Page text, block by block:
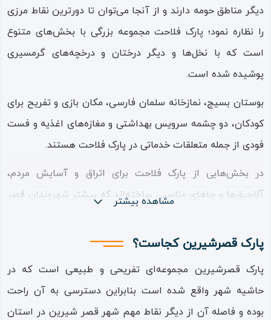
دیگر مناطق حومه دارند و از آنجا می‌توان تا دورترین نقاط مرزی
را نظاره نمود؛ پارک فلاحت مجموعه بزرگی با بخش‌های متنوع
است که با نخل‌ها و دیگر درختان و درخچه‌های گرمسیری
پوشیده شده است.
بوستان بسیج، نمازخانه سلمان فارسی، مکان بازی و تفریح برای
کودکان، دو چشمه سرویس بهداشتی و مغازه‌های اغذیه و فست
فودی از جمله متعلقات خدماتی در پارک فلاحت هستند.
در بخش‌هایی از پارک فلاحت برای اتراق و آسایش مردم،
آلاچیق‌ها و جاهای مناسبی ساخته‌اند که بیشتر شهروندان قصر
کرده، به صرف شام و برای تفریح، پیاده روی و ورزش به آنجا
نام پارک فلاحت برگرفته از نام اداره فلاحت و کشاورزی در
گذشته است که محل اداره در این پارک بوده است؛ پارک فلاحت
مشاهده بیشتر
پارک قصرشیرین کجاست؟
پارک قصرشیرین مجموعه‌ای تفریحی و طبیعی است که در
حاشیه شهر واقع شده است بنابراین دسترسی به آن راحت
بوده و فاصله آن از دیگر نقاط مهم شهر قصر شیرین در استان